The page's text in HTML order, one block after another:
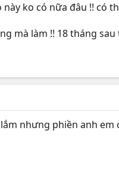
này ko có nữa đâu !! có
mà làm !! 18 tháng
nhưng phiền anh